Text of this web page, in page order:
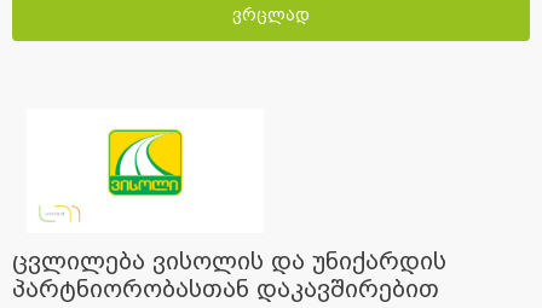
ვრცლად
ცვლილება ვისოლის და უნიქარდის
პარტნიორობასთან დაკავშირებით